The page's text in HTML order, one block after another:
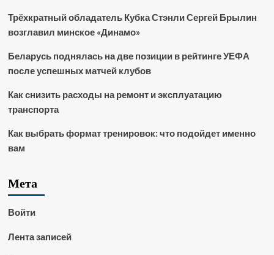
Трёхкратный обладатель Кубка Стэнли Сергей Брылин
возглавил минское «Динамо»
Беларусь поднялась на две позиции в рейтинге УЕФА
после успешных матчей клубов
Как снизить расходы на ремонт и эксплуатацию
транспорта
Как выбрать формат тренировок: что подойдет именно
вам
Мета
Войти
Лента записей